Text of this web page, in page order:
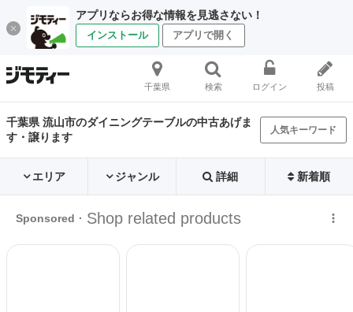
アプリならお得な情報を見逃さない！
インストール アプリで開く
千葉県 検索 ログイン 投稿
千葉県 流山市のダイニングテーブルの中古あげま
す・譲ります
人気キーワード
エリア ジャンル 詳細 新着順